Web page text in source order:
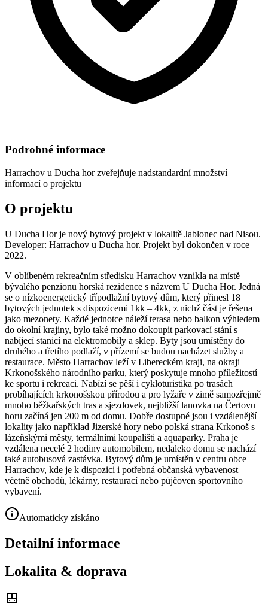
Podrobné informace
Harrachov u Ducha horzveřejňuje nadstandardní množství
informací o projektu
O projektu
U Ducha Hor je nový bytový projekt v lokalitě Jablonec nad Nisou.
Developer: Harrachov u Ducha hor. Projekt byl dokončen v roce
2022.
V oblíbeném rekreačním středisku Harrachov vznikla na místě
bývalého penzionu horská rezidence s názvem U Ducha Hor. Jedná
se o nízkoenergetický třípodlažní bytový dům, který přinesl 18
bytových jednotek s dispozicemi 1kk – 4kk, z nichž část je řešena
jako mezonety. Každé jednotce náleží terasa nebo balkon výhledem
do okolní krajiny, bylo také možno dokoupit parkovací stání s
nabíjecí stanicí na elektromobily a sklep. Byty jsou umístěny do
druhého a třetího podlaží, v přízemí se budou nacházet služby a
restaurace. Město Harrachov leží v Libereckém kraji, na okraji
Krkonošského národního parku, který poskytuje mnoho příležitostí
ke sportu i rekreaci. Nabízí se pěší i cykloturistika po trasách
probíhajících krkonošskou přírodou a pro lyžaře v zimě samozřejmě
mnoho běžkařských tras a sjezdovek, nejbližší lanovka na Čertovu
horu začíná jen 200 m od domu. Dobře dostupné jsou i vzdálenější
lokality jako například Jizerské hory nebo polská strana Krkonoš s
lázeňskými městy, termálními koupališti a aquaparky. Praha je
vzdálena necelé 2 hodiny automobilem, nedaleko domu se nachází
také autobusová zastávka. Bytový dům je umístěn v centru obce
Harrachov, kde je k dispozici i potřebná občanská vybavenost
včetně obchodů, lékárny, restaurací nebo půjčoven sportovního
vybavení.
Automaticky získáno
Detailní informace
Lokalita & doprava